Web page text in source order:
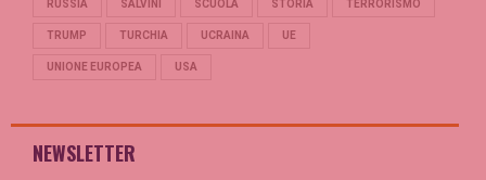
RUSSIA SALVINI SCUOLA STORIA TERRORISMO
TRUMP TURCHIA UCRAINA UE
UNIONE EUROPEA USA
NEWSLETTER